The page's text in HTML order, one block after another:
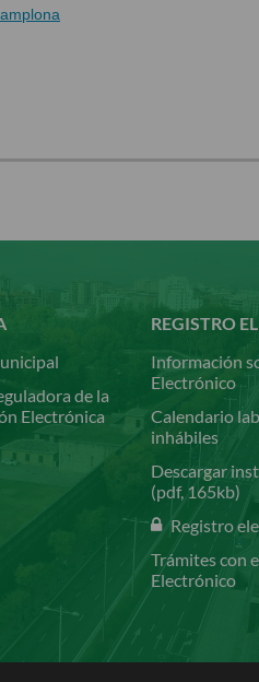
de la
Electrónica
REGISTRO
Información
Electrónico
Calendario
inhábiles
Descargar
(pdf, 165kb)
Registro
Trámites con
Electrónico